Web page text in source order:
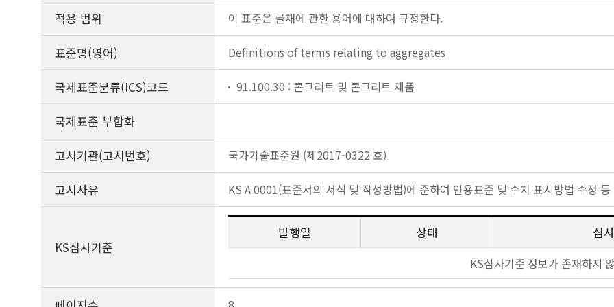
적용 범위 이 표준은 골재에 관한 용어에 대하여 규정한다.
표준명(영어) Definitions of terms relating to aggregates
국제표준분류(ICS)코드 91.100.30 : 콘크리트 및 콘크리트 제품
국제표준 부합화
고시기관(고시번호)
국가기술표준원 (제2017-0322 호)
고시사유 KS A 0001(표준서의 서식 및 작성방법)에 준하여 인용표준 및 수치 표시방법 수정 등
KS심사기준
발행일 상태 심
KS심사기준 정보가 존재하지